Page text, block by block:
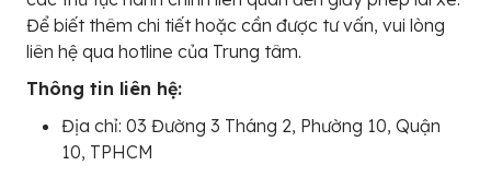
Để biết thêm chi tiết hoặc cần được tư vấn, vui lòng
liên hệ qua hotline của Trung tâm.
Thông tin liên hệ:
Địa chỉ: 03 Đường 3 Tháng 2, Phường 10, Quận
10, TPHCM